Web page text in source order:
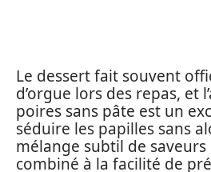
Le dessert fait souvent
d’orgue lors des repas, et
poires sans pâte est un
séduire les papilles sans
mélange subtil de
combiné à la facilité de